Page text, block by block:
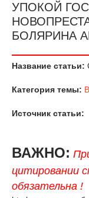
УПОКОЙ
БОЛЯРИНА
Название статьи:
Категория темы:
Источник статьи:
ВАЖНО:
цитировании
обязательна !